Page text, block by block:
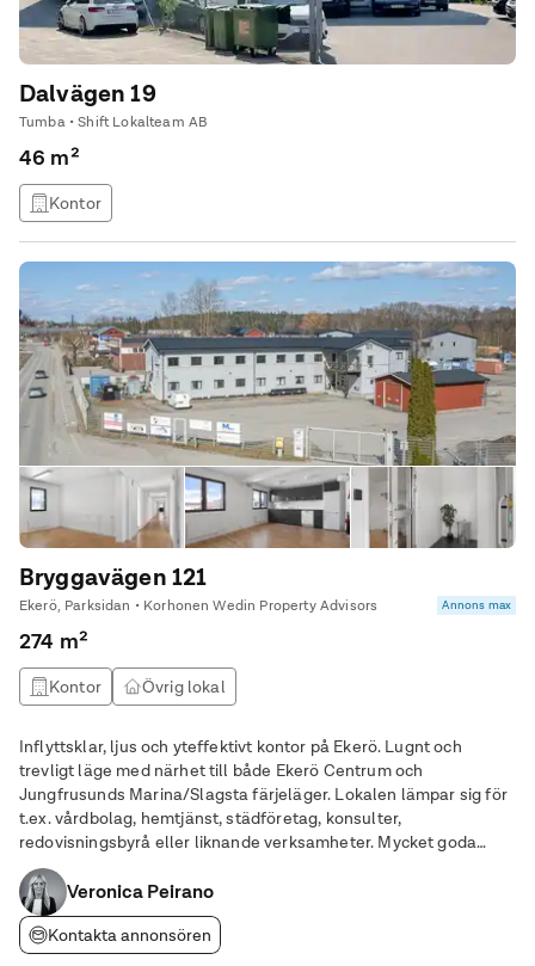
Dalvägen 19
Tumba • Shift Lokalteam AB
46 m²
Kontor
Bryggavägen 121
Ekerö, Parksidan • Korhonen Wedin Property Advisors Annons max
274 m²
Kontor Övrig lokal
Inflyttsklar, ljus och yteffektivt kontor på Ekerö. Lugnt och
trevligt läge med närhet till både Ekerö Centrum och
Jungfrusunds Marina/Slagsta färjeläger. Lokalen lämpar sig för
t.ex. vårdbolag, hemtjänst, städföretag, konsulter,
redovisningsbyrå eller liknande verksamheter. Mycket goda
parkeringsmöjligheter precis intill fastigheten, 12 p-platser ingår.
Lokalen har bl.a; - Ljusa fina ytskikt
Veronica Peirano
Kontakta annonsören